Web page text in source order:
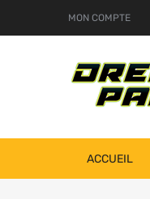
MON COMPTE
ACCUEIL